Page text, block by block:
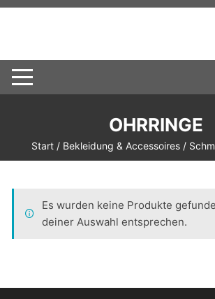
Zum
OHRRINGE
Start / Bekleidung & Accessoires /
Es wurden keine Produkte
deiner Auswahl entsprechen.